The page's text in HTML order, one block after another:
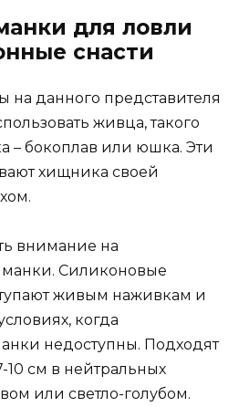
для ловли
снасти
на данного представителя
живца, такого
– бокоплав или юшка. Эти
хищника своей
внимание на
Силиконовые
живым наживкам и
когда
недоступны. Подходят
см в нейтральных
или светло-голубом.